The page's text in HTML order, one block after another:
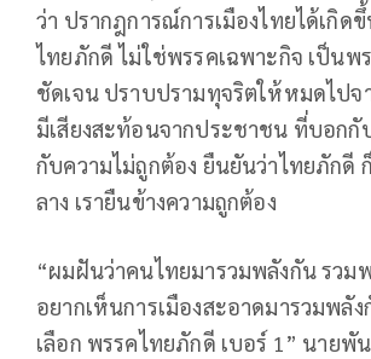
ว่า ปรากฎการณ์การเมืองไทยได้เกิด
ไทยภักดี ไม่ใช่พรรคเฉพาะกิจ เป็น
ชัดเจน ปราบปรามทุจริตให้หมดไปจ
มีเสียงสะท้อนจากประชาชน ที่บอกกั
กับความไม่ถูกต้อง ยืนยันว่าไทยภักดี
ลาง เรายืนข้างความถูกต้อง
“ผมฝันว่าคนไทยมารวมพลังกัน รวม
อยากเห็นการเมืองสะอาดมารวมพลั
เลือก พรรคไทยภักดี เบอร์ 1” นายพั